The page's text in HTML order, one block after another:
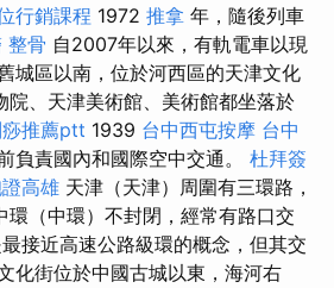
行銷課程 1972 推拿 年，隨後列車
整骨 自2007年以來，有軌電車以現
城區以南，位於河西區的天津文化
院、天津美術館、美術館都坐落於
推薦ptt 1939 台中西屯按摩 台中
負責國內和國際空中交通。 杜拜簽
高雄 天津（天津）周圍有三環路，
環（中環）不封閉，經常有路口交
接近高速公路級環的概念，但其交
化街位於中國古城以東，海河右